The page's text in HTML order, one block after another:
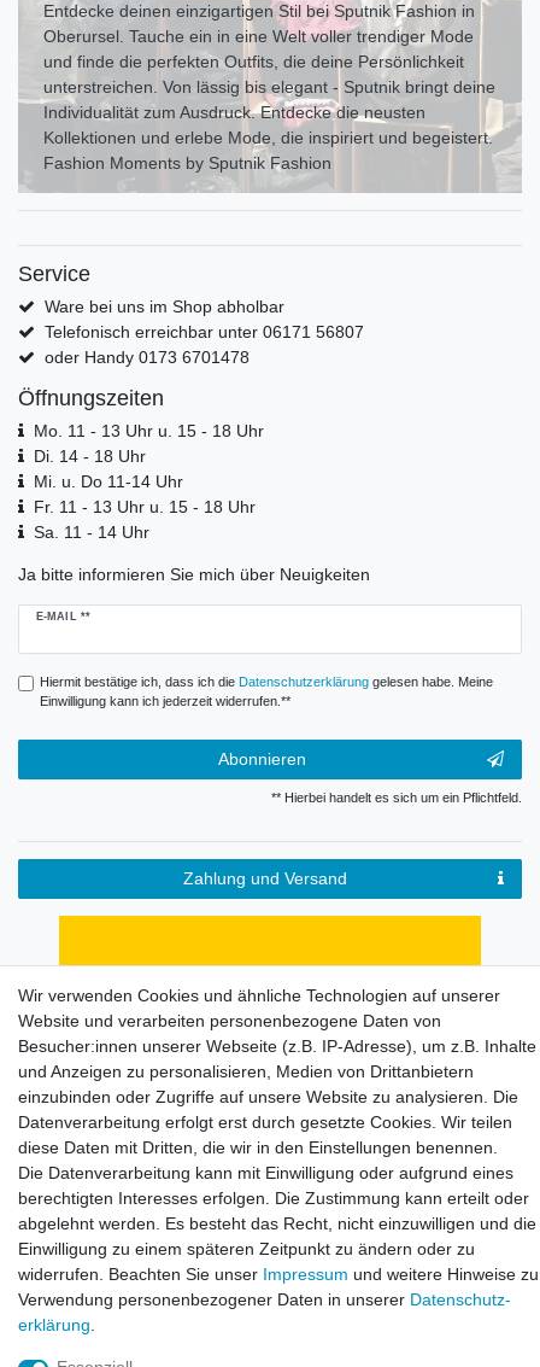
Entdecke deinen einzigartigen Stil bei Sputnik Fashion in
Oberursel. Tauche ein in eine Welt voller trendiger Mode
und finde die perfekten Outfits, die deine Persönlichkeit
unterstreichen. Von lässig bis elegant - Sputnik bringt deine
Individualität zum Ausdr uck. Entdecke die neusten
Kollektionen und erlebe Mode, die inspiriert und begeistert.
Fashion Moments by Sputnik Fashion
Service
Ware bei uns im Shop abholbar
Telefonisch erreichbar unter 06171 56807
oder Handy 0173 6701478
Öffnungszeiten
Mo. 11 - 13 Uhr u. 15 - 18 Uhr
Di. 14 - 18 Uhr
Mi. u. Do 11-14 Uhr
Fr. 11 - 13 Uhr u. 15 - 18 Uhr
Sa. 11 - 14 Uhr
Ja bitte informieren Sie mich über Neuigkeiten
E-MAIL **
Newsletter
Hiermit bestätige ich, dass ich die Daten­schutz­erklärunggelesen habe. Meine
Einwilligung kann ich jederzeit widerrufen.**
Abonnieren
** Hierbei handelt es sich um ein Pflichtfeld.
Zahlung und Versand
Impressum Daten­schutz­erklärung AGB
Widerrufs­recht Vertrag widerrufen Kontakt
Wir verwenden Cookies und ähnliche Technologien auf unserer
Website und verarbeiten personenbezogene Daten von
Besucher:innen unserer Webseite (z.B. IP-Adresse), um z.B. Inhalte
und Anzeigen zu personalisieren, Medien von Drittanbietern
einzubinden oder Zugriffe auf unsere Website zu analysieren. Die
Datenverarbeitung erfolgt erst durch gesetzte Cookies. Wir teilen
diese Daten mit Dritten, die wir in den Einstellungen benennen.
Die Datenverarbeitung kann mit Einwilligung oder aufgrund eines
berechtigten Interesses erfolgen. Die Zustimmung kann erteilt oder
abgelehnt werden. Es besteht das Recht, nicht einzuwilligen und die
Einwilligung zu einem späteren Zeitpunkt zu ändern oder zu
widerrufen. Beachten Sie unser Impressum und weitere Hinweise
Verwendung personenbezogener Daten in unserer Daten­schutz­
erklärung